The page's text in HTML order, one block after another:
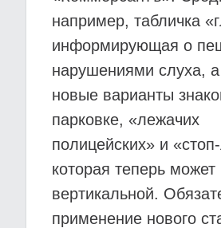
например, табличка
информирующая о
нарушениями слуха,
новые варианты
парковке, «лежачих
полицейских» и
которая теперь может
вертикальной.
применение нового